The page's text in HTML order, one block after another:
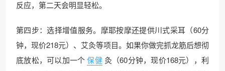
反应，第二天会明显轻松。
第四步：选择增值服务。摩耶按摩还提供川式采耳（60分
钟，现价218元）、艾灸等项目。如果你做完抓龙筋后想彻
底放松，可以加一个 保健 灸（60分钟，现价168元），利